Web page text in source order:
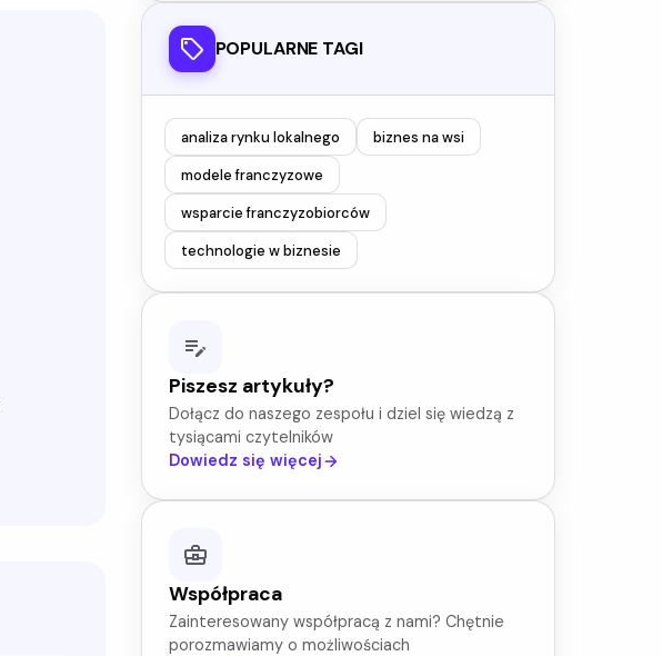
POPULARNE TAGI
analiza rynku lokalnego
biznes na wsi
modele franczyzowe
wsparcie franczyzobiorców
technologie w biznesie
Piszesz artykuły?
Dołącz do naszego zespołu i dziel się wiedzą z
tysiącami czytelników
Dowiedz się więcej
Współpraca
Zainteresowany współpracą z nami? Chętnie
porozmawiamy o możliwościach